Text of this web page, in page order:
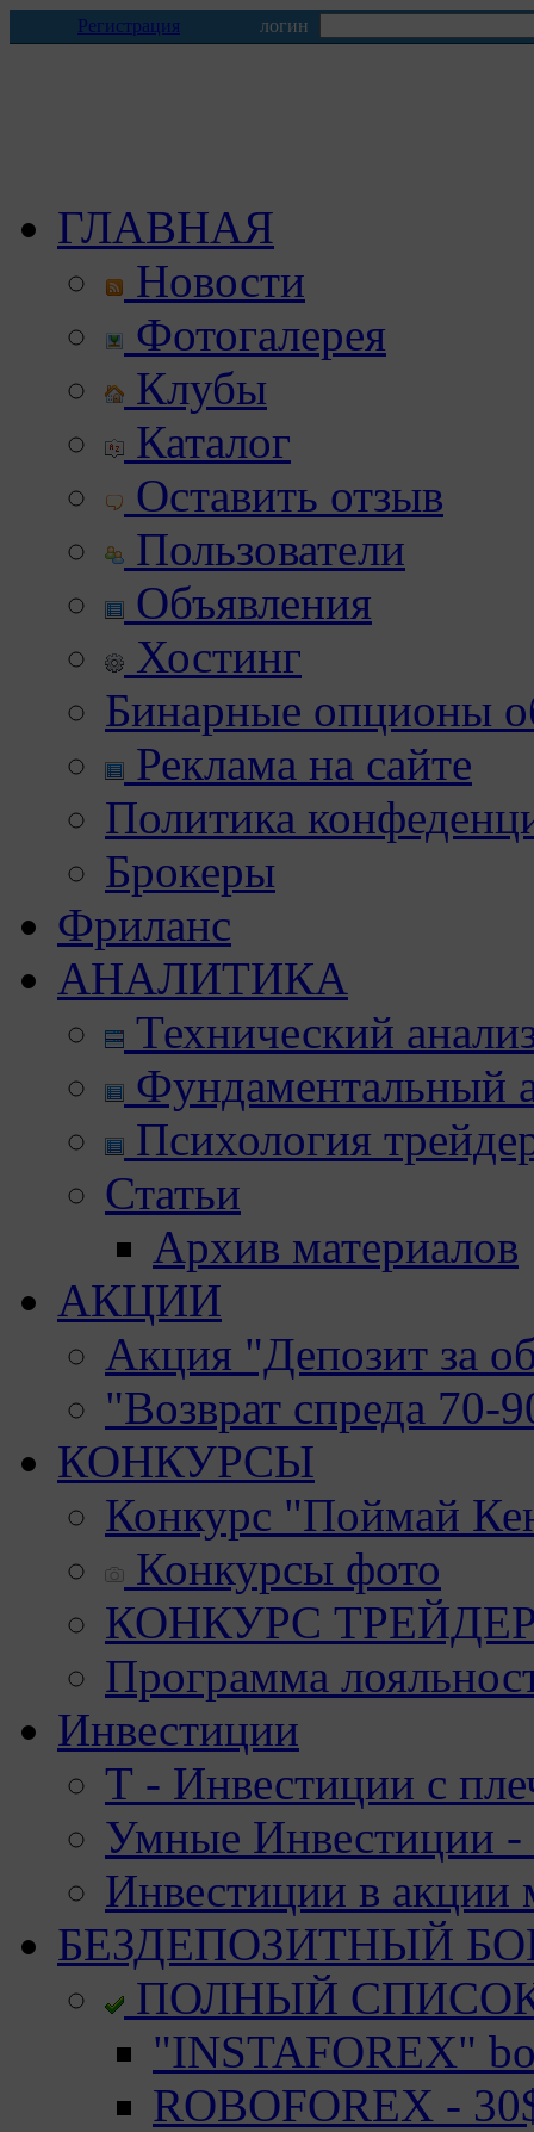
Регистрация логин
ГЛАВНАЯ
Новости
Фотогалерея
Клубы
Каталог
Оставить отзыв
Пользователи
Объявления
Хостинг
Бинарные опционы
Реклама на сайте
Политика
Брокеры
Фриланс
АНАЛИТИКА
Технический
Фундаментальный
Психология
Статьи
Архив материалов
АКЦИИ
Акция "Депозит за
"Возврат спреда 70-
КОНКУРСЫ
Конкурс "Поймай
Конкурсы фото
КОНКУРС
Программа
Инвестиции
Т - Инвестиции с
Умные Инвестиции -
Инвестиции в акции
БЕЗДЕПОЗИТНЫЙ
ПОЛНЫЙ
"INSTAFOREX"
ROBOFOREX -